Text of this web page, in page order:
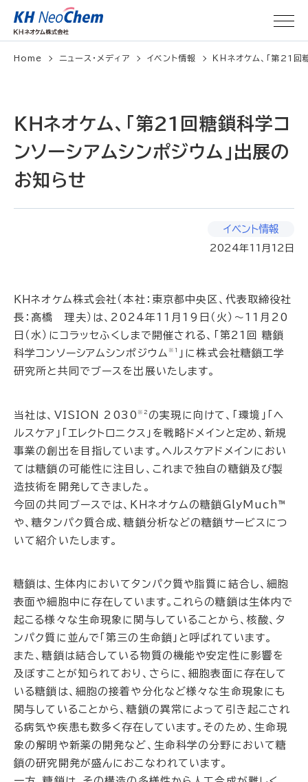
Home ニュース・メディア イベント情報 ＫＨネオケム、「第21
ＫＨネオケム、「第21回糖鎖科学コ
ンソーシアムシンポジウム」出展の
お知らせ
イベント情報
2024年11月12日
ＫＨネオケム株式会社（本社：東京都中央区、代表取締役社
長：髙橋 理夫）は、2024年11月19日（火）～11月20
日（水）にコラッセふくしまで開催される、「第21回 糖鎖
科学コンソーシアムシンポジウム ※１
」に株式会社糖鎖工学
研究所と共同でブースを出展いたします。
当社は、VISION 2030 ※２ の実現に向けて、「環境」「ヘ
ルスケア」「エレクトロニクス」を戦略ドメインと定め、新規
事業の創出を目指しています。ヘルスケアドメインにおい
ては糖鎖の可能性に注目し、これまで独自の糖鎖及び製
造技術を開発してきました。
今回の共同ブースでは、ＫＨネオケムの糖鎖GlyMuch™
や、糖タンパク質合成、糖鎖分析などの糖鎖サービスにつ
いて紹介いたします。
糖鎖は、生体内においてタンパク質や脂質に結合し、細胞
表面や細胞中に存在しています。これらの糖鎖は生体内で
起こる様々な生命現象に関与していることから、核酸、タ
ンパク質に並んで「第三の生命鎖」と呼ばれています。
また、糖鎖は結合している物質の機能や安定性に影響を
及ぼすことが知られており、さらに、細胞表面に存在して
いる糖鎖は、細胞の接着や分化など様々な生命現象にも
関与していることから、糖鎖の異常によって引き起こされ
る病気や疾患も数多く存在しています。そのため、生命現
象の解明や新薬の開発など、生命科学の分野において糖
鎖の研究開発が盛んにおこなわれています。